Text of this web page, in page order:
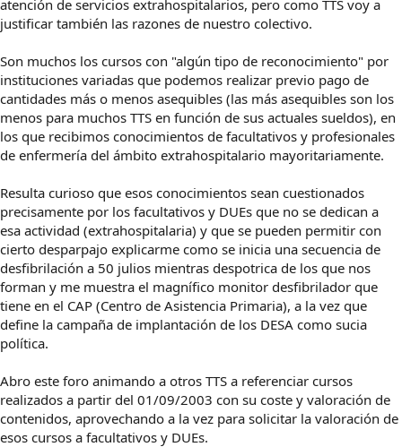
atención de servicios extrahospitalarios, pero como TTS voy a
justificar también las razones de nuestro colectivo.
Son muchos los cursos con "algún tipo de reconocimiento" por
instituciones variadas que podemos realizar previo pago de
cantidades más o menos asequibles (las más asequibles son los
menos para muchos TTS en función de sus actuales sueldos), en
los que recibimos conocimientos de facultativos y profesionales
de enfermería del ámbito extrahospitalario mayoritariamente.
Resulta curioso que esos conocimientos sean cuestionados
precisamente por los facultativos y DUEs que no se dedican a
esa actividad (extrahospitalaria) y que se pueden permitir con
cierto desparpajo explicarme como se inicia una secuencia de
desfibrilación a 50 julios mientras despotrica de los que nos
forman y me muestra el magnífico monitor desfibrilador que
tiene en el CAP (Centro de Asistencia Primaria), a la vez que
define la campaña de implantación de los DESA como sucia
política.
Abro este foro animando a otros TTS a referenciar cursos
realizados a partir del 01/09/2003 con su coste y valoración de
contenidos, aprovechando a la vez para solicitar la valoración de
esos cursos a facultativos y DUEs.